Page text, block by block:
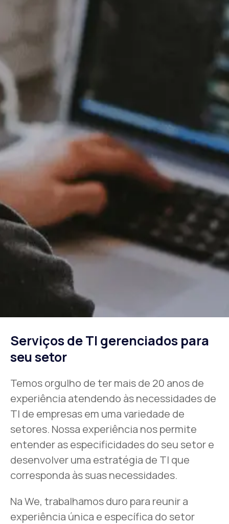
Serviços de TI gerenciados para
seu setor
Temos orgulho de ter mais de 20 anos de
experiência atendendo às necessidades de
TI de empresas em uma variedade de
setores. Nossa experiência nos permite
entender as especificidades do seu setor e
desenvolver uma estratégia de TI que
corresponda às suas necessidades.
Na We, trabalhamos duro para reunir a
experiência única e específica do setor